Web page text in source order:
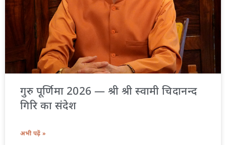
गुरु पूर्णिमा 2026 — श्री श्री स्वामी चिदानन्द
गिरि का संदेश
अभी पढ़ें »